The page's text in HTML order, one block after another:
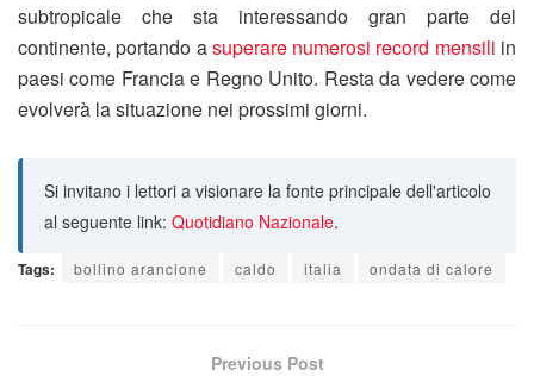
subtropicale che sta interessando gran parte del
continente, portando asuperare numerosi record mensili in
paesi come Francia e Regno Unito. Resta da vedere come
evolverà la situazione nei prossimi giorni.
Si invitano i lettori a visionare la fonte principale dell'articolo
al seguente link: Quotidiano Nazionale.
Tags: bollino arancione caldo italia ondata di calore
Previous Post